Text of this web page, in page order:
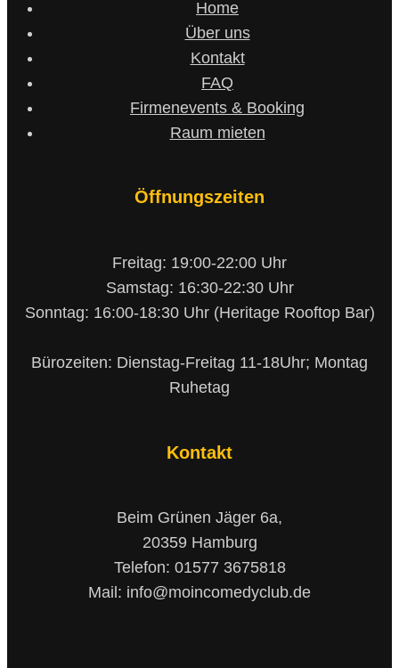
Home
Über uns
Kontakt
FAQ
Firmenevents & Booking
Raum mieten
Öffnungszeiten
Freitag: 19:00-22:00 Uhr
Samstag: 16:30-22:30 Uhr
Sonntag: 16:00-18:30 Uhr (Heritage Rooftop Bar)
Bürozeiten: Dienstag-Freitag 11-18Uhr; Montag
Ruhetag
Kontakt
Beim Grünen Jäger 6a,
20359 Hamburg
Telefon: 01577 3675818
Mail: info@moincomedyclub.de